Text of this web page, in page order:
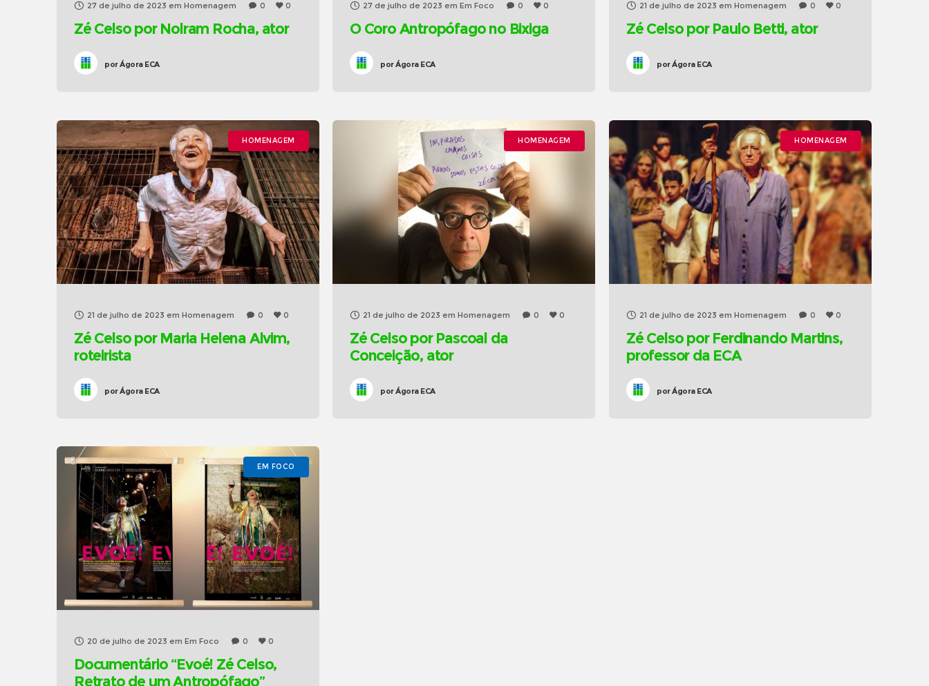
27 de julho de 2023 em Homenagem 0 0
Zé Celso por Nolram Rocha, ator
porÁgora ECA
27 de julho de 2023 em Em Foco 0 0
O Coro Antropófago no Bixiga
porÁgora ECA
21 de julho de 2023 em Homenagem 0 0
Zé Celso por Paulo Betti, ator
porÁgora ECA
HOMENAGEM
21 de julho de 2023 em Homenagem 0 0
Zé Celso por Maria Helena Alvim,
roteirista
porÁgora ECA
HOMENAGEM
21 de julho de 2023 em Homenagem 0 0
Zé Celso por Pascoal da
Conceição, ator
porÁgora ECA
HOMENAGEM
21 de julho de 2023 em Homenagem 0 0
Zé Celso por Ferdinando Martins,
professor da ECA
porÁgora ECA
EM FOCO
20 de julho de 2023 em Em Foco 0 0
Documentário “Evoé! Zé Celso,
Retrato de um Antropófago”